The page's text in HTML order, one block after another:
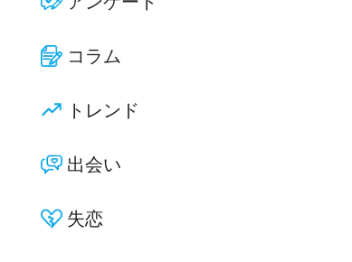
コラム
トレンド
出会い
失恋